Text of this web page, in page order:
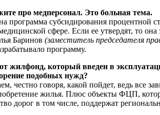
про медперсонал. Это больная тема.
программа субсидирования процентной
сфере. Если ее утвердят, то
Баринов (заместитель председателя
программу.
жилфонд, который введен в
подобных нужд?
честно говоря, какой пойдет, ведь все
жилья. Плюс объекты ФЦП,
дорог в том числе, поддержат